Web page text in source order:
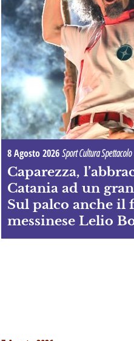
8 Agosto 2026Sport Cultura Spettacolo
Caparezza,
Catania ad un
Sul palco anche il
messinese Lelio